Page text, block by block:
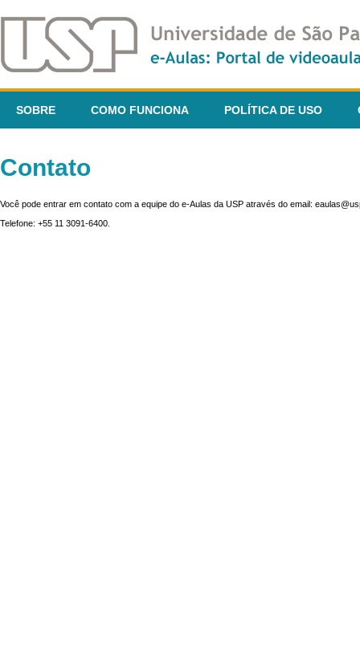
SOBRE COMO FUNCIONA POLÍTICA DE USO
Contato
Você pode entrar em contato com a equipe do e-Aulas da USP através do email:
Telefone: +55 11 3091-6400.